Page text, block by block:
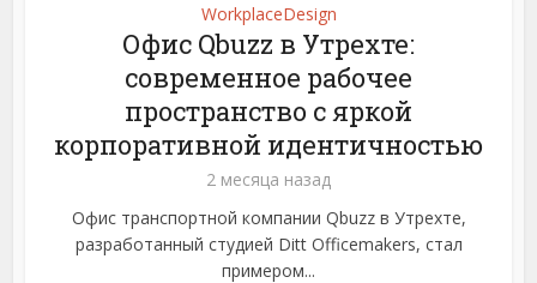
WorkplaceDesign
Офис Qbuzz в Утрехте:
современное рабочее
пространство с яркой
корпоративной идентичностью
2 месяца назад
Офис транспортной компании Qbuzz в Утрехте,
разработанный студией Ditt Officemakers, стал
примером...